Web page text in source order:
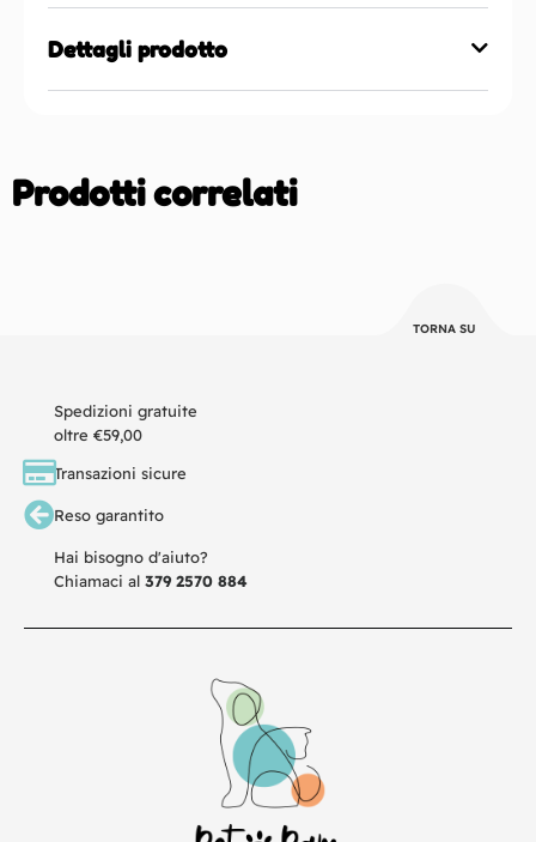
Dettagli prodotto
Prodotti correlati
TORNA SU
Spedizioni gratuite
oltre €59,00
Transazioni sicure
Reso garantito
Hai bisogno d'aiuto?
Chiamaci al 379 2570 884